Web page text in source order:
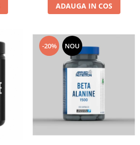
ADAUGA IN COS
-20% NOU